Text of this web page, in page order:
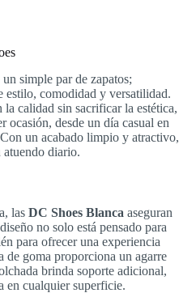
un simple par de zapatos;
estilo, comodidad y versatilidad.
calidad sin sacrificar la estética,
ocasión, desde un día casual en
un acabado limpio y atractivo,
atuendo diario.
las DC Shoes Blanca aseguran
no solo está pensado para
para ofrecer una experiencia
de goma proporciona un agarre
brinda soporte adicional,
en cualquier superficie.